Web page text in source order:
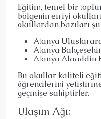
Eğitim, temel bir
bölgenin en iyi
okullardan bazıları
Alanya
Alanya
Alanya Alaaddin
Bu okullar kaliteli
öğrencilerini
geçmişe sahiptirler.
Ulaşım Ağı: